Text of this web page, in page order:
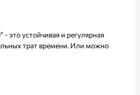
это устойчивая и регулярная
трат времени. Или можно